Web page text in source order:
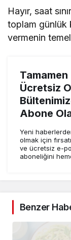
Hayır, saat
toplam günlük
vermenin
Tamamen
Ücretsiz
Abone
Yeni
olmak için
ve ücretsiz e-
aboneliğini
Benzer